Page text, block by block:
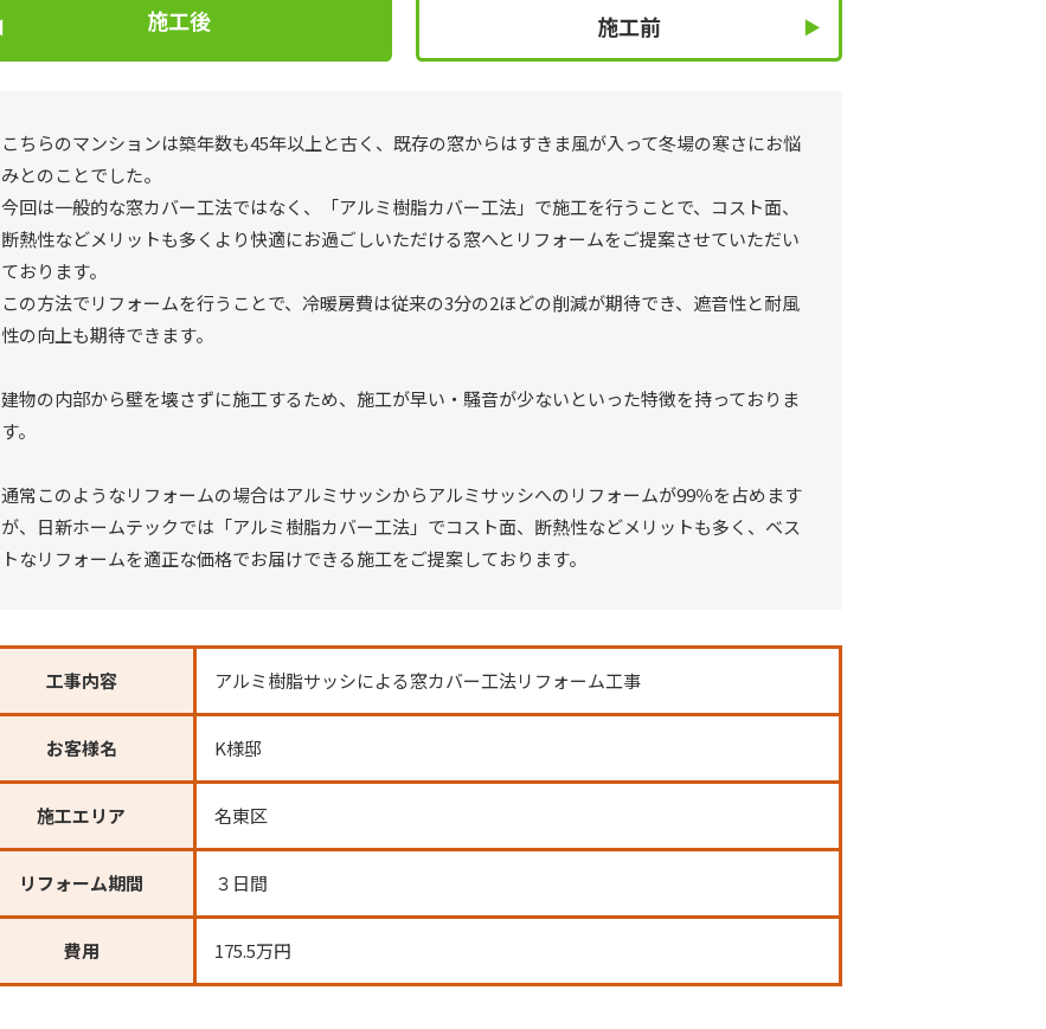
施工後 施工前
こちらのマンションは築年数も45年以上と古く、既存の窓からはすきま風が入って冬場の寒さにお悩
みとのことでした。
今回は一般的な窓カバー工法ではなく、「アルミ樹脂カバー工法」で施工を行うことで、コスト面、
断熱性などメリットも多くより快適にお過ごしいただける窓へとリフォームをご提案させていただい
ております。
この方法でリフォームを行うことで、冷暖房費は従来の3分の2ほどの削減が期待でき、遮音性と耐風
性の向上も期待できます。
建物の内部から壁を壊さずに施工するため、施工が早い・騒音が少ないといった特徴を持っておりま
す。
通常このようなリフォームの場合はアルミサッシからアルミサッシへのリフォームが99％を占めます
が、日新ホームテックでは「アルミ樹脂カバー工法」でコスト面、断熱性などメリットも多く、ベス
トなリフォームを適正な価格でお届けできる施工をご提案しております。
工事内容 アルミ樹脂サッシによる窓カバー工法リフォーム工事
お客様名 K様邸
施工エリア 名東区
リフォーム期間 ３日間
費用 175.5万円